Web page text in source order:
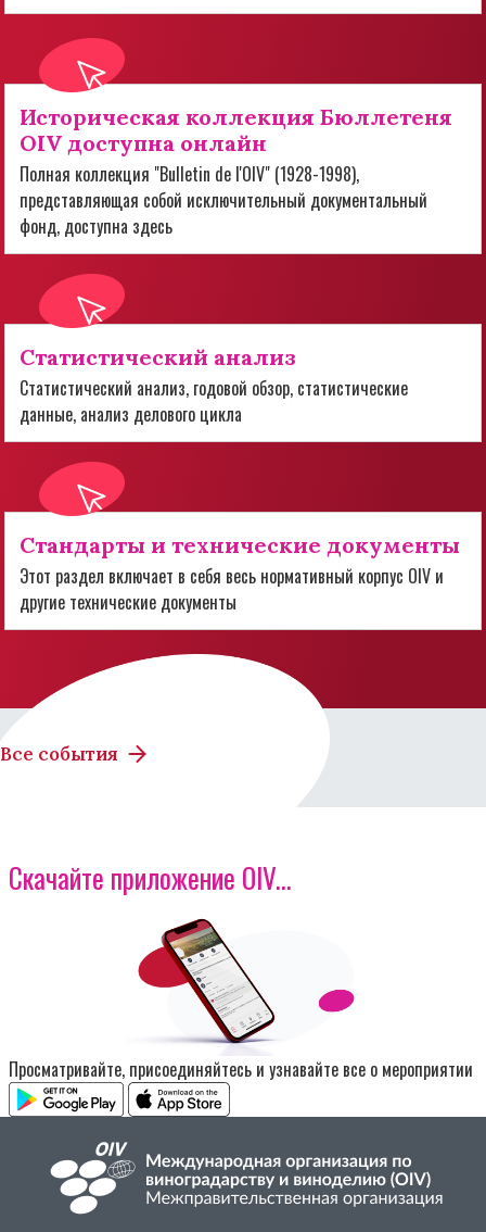
Историческая коллекция Бюллетеня
OIV доступна онлайн
Полная коллекция "Bulletin de l'OIV" (1928-1998),
представляющая собой исключительный документальный
фонд, доступна здесь
Статистический анализ
Статистический анализ, годовой обзор, статистические
данные, анализ делового цикла
Стандарты и технические документы
Этот раздел включает в себя весь нормативный корпус OIV и
другие технические документы
Все события
Скачайте приложение OIV...
Изображение
Просматривайте, присоединяйтесь и узнавайте все о мероприятии